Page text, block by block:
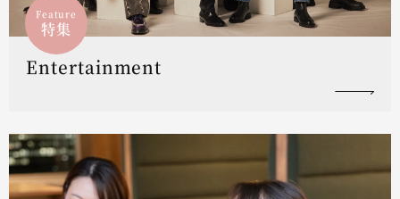
Feature
特集
Entertainment